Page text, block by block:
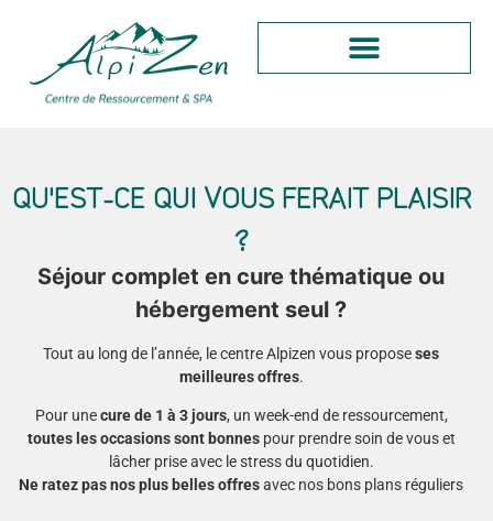
QU'EST-CE QUI VOUS FERAIT PLAISIR
?
Séjour complet en cure thématique ou
hébergement seul ?
Tout au long de l’année, le centre Alpizen vous proposeses
meilleures offres.
Pour unecure de 1 à 3 jours, un week-end de ressourcement,
toutes les occasions sont bonnespour prendre soin de vous et
lâcher prise avec le stress du quotidien.
Ne ratez pas nos plus belles offresavec nos bons plans réguliers